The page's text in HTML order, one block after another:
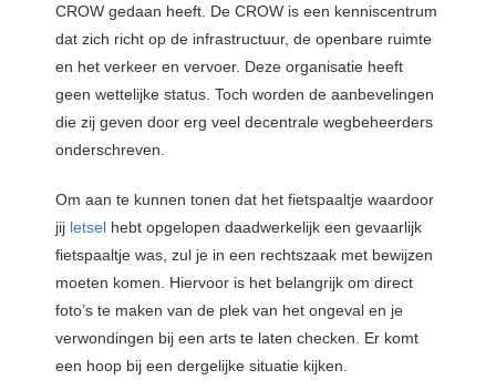
CROW gedaan heeft. De CROW is een kenniscentrum
dat zich richt op de infrastructuur, de openbare ruimte
en het verkeer en vervoer. Deze organisatie heeft
geen wettelijke status. Toch worden de aanbevelingen
die zij geven door erg veel decentrale wegbeheerders
onderschreven.
Om aan te kunnen tonen dat het fietspaaltje waardoor
jij letsel hebt opgelopen daadwerkelijk een gevaarlijk
fietspaaltje was, zul je in een rechtszaak met bewijzen
moeten komen. Hiervoor is het belangrijk om direct
foto’s te maken van de plek van het ongeval en je
verwondingen bij een arts te laten checken. Er komt
een hoop bij een dergelijke situatie kijken.